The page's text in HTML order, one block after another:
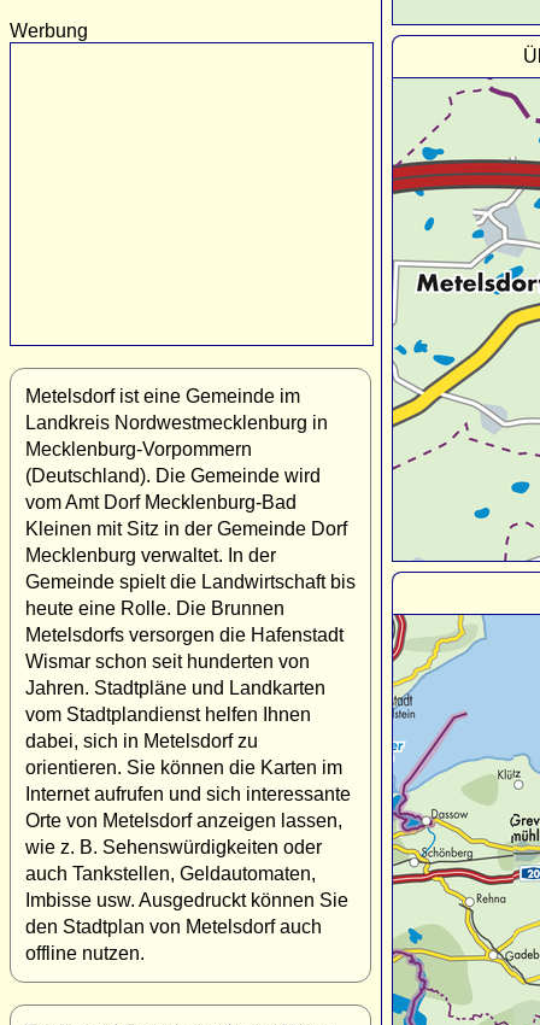
Werbung
Metelsdorf ist eine Gemeinde im
Landkreis Nordwestmecklenburg in
Mecklenburg-Vorpommern
(Deutschland). Die Gemeinde wird
vom Amt Dorf Mecklenburg-Bad
Kleinen mit Sitz in der Gemeinde Dorf
Mecklenburg verwaltet. In der
Gemeinde spielt die Landwirtschaft bis
heute eine Rolle. Die Brunnen
Metelsdorfs versorgen die Hafenstadt
Wismar schon seit hunderten von
Jahren. Stadtpläne und Landkarten
vom Stadtplandienst helfen Ihnen
dabei, sich in Metelsdorf zu
orientieren. Sie können die Karten im
Internet aufrufen und sich interessante
Orte von Metelsdorf anzeigen lassen,
wie z. B. Sehenswürdigkeiten oder
auch Tankstellen, Geldautomaten,
Imbisse usw. Ausgedruckt können Sie
den Stadtplan von Metelsdorf auch
offline nutzen.